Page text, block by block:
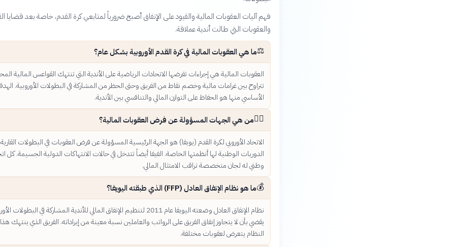
فهم آليات العقوبات المالية والقيود على الإنفاق أصبح ضرورياً لمتابعي كرة القدم، خاصة بعد قضايا
والعقوبات التي طالت أندية عملاقة.
⚖️ما هي العقوبات المالية في كرة القدم الأوروبية بشكل عام؟
العقوبات المالية هي إجراءات تفرضها الاتحادات الرياضية على الأندية التي تنتهك القواعس المالية
تتراوح بين غرامات مالية وخصم نقاط من الفريق وحتى الحظر من المشاركة في البطولات الأوروبية.
الأساسي منها هو الحفاظ على التوازن المالي والتنافسي بين الأندية.
👨‍⚖️من هي الجهات المسؤولة عن فرض العقوبات المالية؟
الاتحاد الأوروبي لكرة القدم (يويفا) هو الجهة الرئيسية المسؤولة عن فرض العقوبات في البطولات
الدوريات الوطنية لها أنظمتها الخاصة. الفيفا أيضاً تتدخل في حالات الانتهاكات الدولية الجسيمة. كل
وطني له لجان متخصصة تراقب الامتثال المالي.
💰ما هو نظام الإنفاق العادل (FFP) الذي طبقته اليويفا؟
نظام الإنفاق العادل وضعته اليويفا عام 2011 لتنظيم الإنفاق المالي للأندية المشاركة في البطولات
يقضي بأن لا يتجاوز إنفاق الفريق على الرواتب والعاملين نسبة معينة من إيراداته. الفريق الذي ينتهك هذا
النظام يتعرض لعقوبات مختلفة.